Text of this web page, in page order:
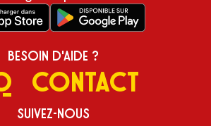
Besoin d'aide ?
Contact
Suivez-nous